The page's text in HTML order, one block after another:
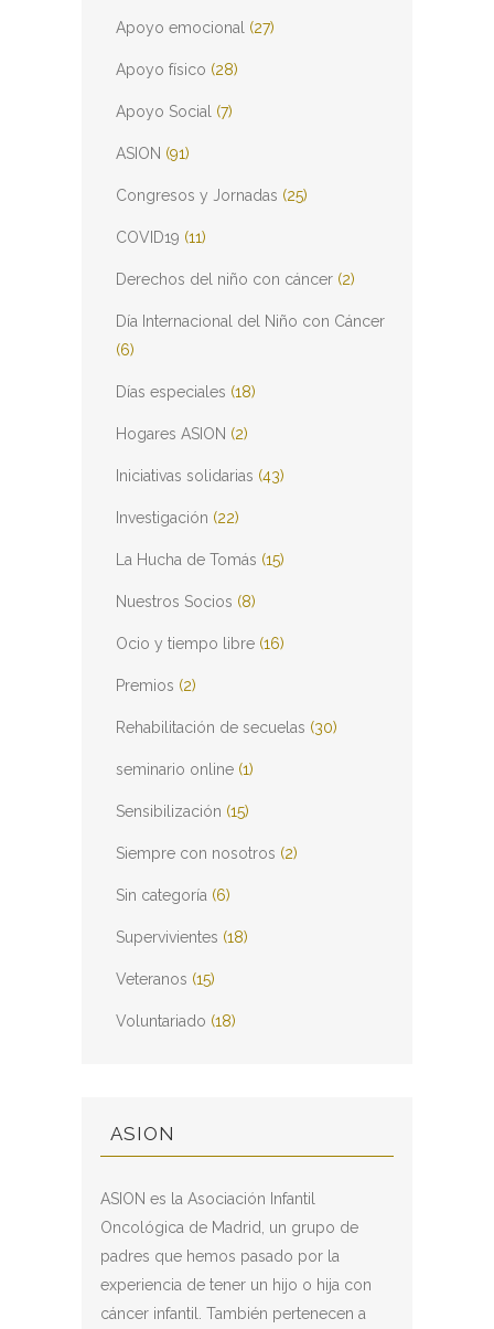
Apoyo emocional (27)
Apoyo físico (28)
Apoyo Social (7)
ASION (91)
Congresos y Jornadas (25)
COVID19 (11)
Derechos del niño con cáncer (2)
Día Internacional del Niño con Cáncer
(6)
Días especiales (18)
Hogares ASION (2)
Iniciativas solidarias (43)
Investigación (22)
La Hucha de Tomás (15)
Nuestros Socios (8)
Ocio y tiempo libre (16)
Premios (2)
Rehabilitación de secuelas (30)
seminario online (1)
Sensibilización (15)
Siempre con nosotros (2)
Sin categoría (6)
Supervivientes (18)
Veteranos (15)
Voluntariado (18)
ASION
ASION es la Asociación Infantil
Oncológica de Madrid, un grupo de
padres que hemos pasado por la
experiencia de tener un hijo o hija con
cáncer infantil. También pertenecen a